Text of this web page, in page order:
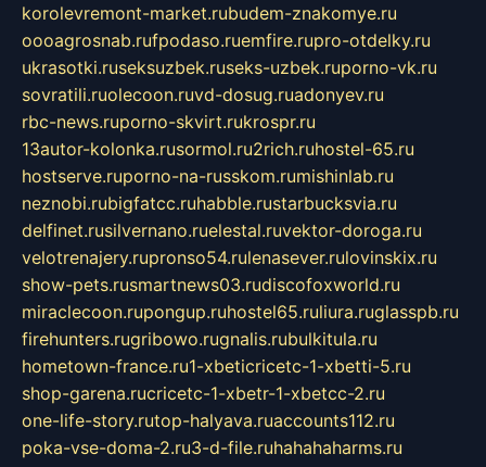
korolevremont-market.rubudem-znakomye.ru
oooagrosnab.rufpodaso.ruemfire.rupro-otdelky.ru
ukrasotki.ruseksuzbek.ruseks-uzbek.ruporno-vk.ru
sovratili.ruolecoon.ruvd-dosug.ruadonyev.ru
rbc-news.ruporno-skvirt.rukrospr.ru
13autor-kolonka.rusormol.ru2rich.ruhostel-65.ru
hostserve.ruporno-na-russkom.rumishinlab.ru
neznobi.rubigfatcc.ruhabble.rustarbucksvia.ru
delfinet.rusilvernano.ruelestal.ruvektor-doroga.ru
velotrenajery.rupronso54.rulenasever.rulovinskix.ru
show-pets.rusmartnews03.rudiscofoxworld.ru
miraclecoon.rupongup.ruhostel65.ruliura.ruglasspb.ru
firehunters.rugribowo.rugnalis.rubulkitula.ru
hometown-france.ru1-xbeticricetc-1-xbetti-5.ru
shop-garena.rucricetc-1-xbetr-1-xbetcc-2.ru
one-life-story.rutop-halyava.ruaccounts112.ru
poka-vse-doma-2.ru3-d-file.ruhahahaharms.ru